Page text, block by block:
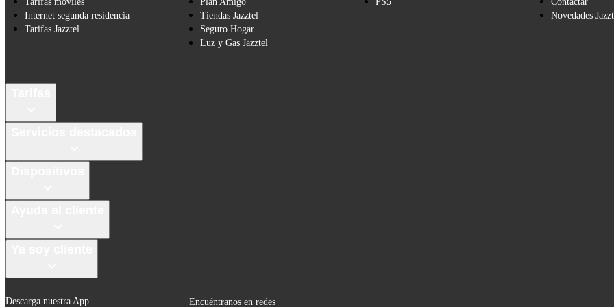
Internet segunda residencia
Tarifas Jazztel
Tiendas Jazztel
Seguro Hogar
Luz y Gas Jazztel
Novedades
Descarga nuestra App Encuéntranos en redes